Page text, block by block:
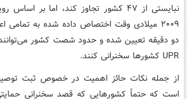
نبایستی از ۴۷ کشور تجاوز کند، اما بر
۲۰۰۹ میلادی وقت اختصاص داده شده به تمامی
دو دقیقه تعیین شده و حدود شصت کشور
UPR کشورها سخنرانی کنند.
از جمله نکات حائز اهمیت در خصوص ثبت